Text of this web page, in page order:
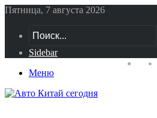
Пятница, 7 августа 2026
Sidebar
RSS
Меню